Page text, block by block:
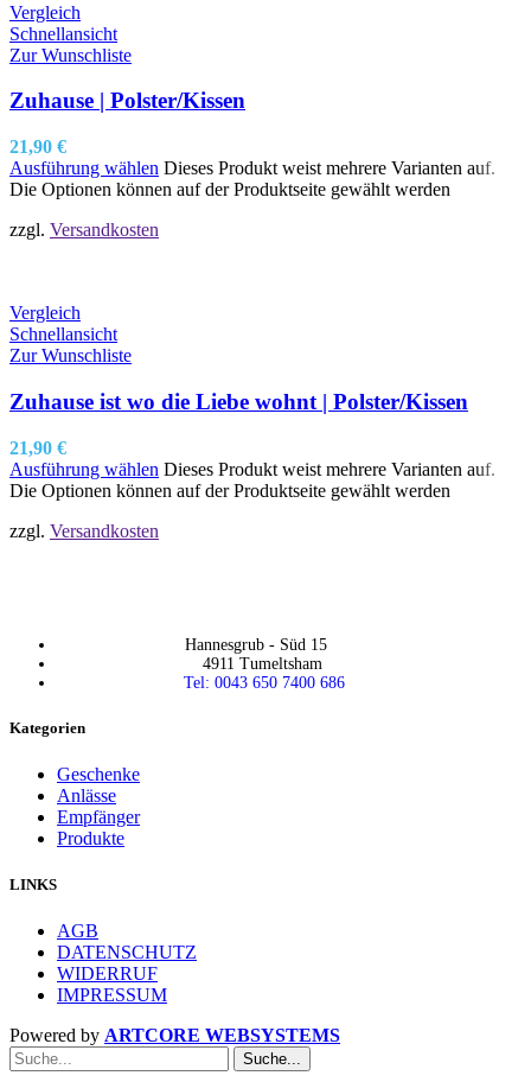
Vergleich
Schnellansicht
Zur Wunschliste
Zuhause | Polster/Kissen
21,90 €
Ausführung wählen Dieses Produkt weist mehrere Varianten auf.
Die Optionen können auf der Produktseite gewählt werden
zzgl. Versandkosten
Vergleich
Schnellansicht
Zur Wunschliste
Zuhause ist wo die Liebe wohnt | Polster/Kissen
21,90 €
Ausführung wählen Dieses Produkt weist mehrere Varianten auf.
Die Optionen können auf der Produktseite gewählt werden
zzgl. Versandkosten
Hannesgrub - Süd 15
4911 Tumeltsham
Tel: 0043 650 7400 686
Kategorien
Geschenke
Anlässe
Empfänger
Produkte
LINKS
AGB
DATENSCHUTZ
WIDERRUF
IMPRESSUM
Powered by ARTCORE WEBSYSTEMS
Suche...